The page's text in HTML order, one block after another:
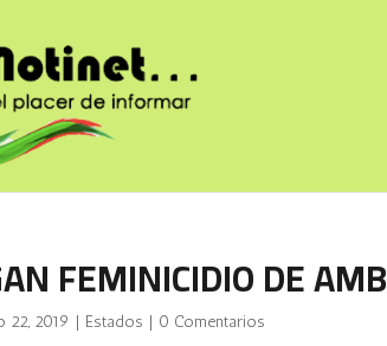
FEMINICIDIO DE
22, 2019 | Estados | 0 Comentarios